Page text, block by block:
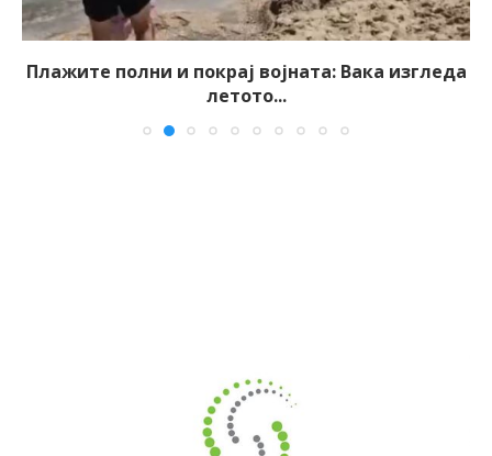
Плажите полни и покрај војната: Вака изгледа
летото...